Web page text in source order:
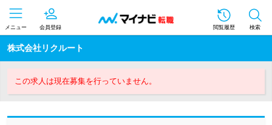
メニュー 会員登録 閲覧履歴 検索
株式会社リクルート
この求人は現在募集を行っていません。